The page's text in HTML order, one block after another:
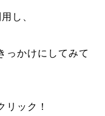
し、
っかけにしてみて
リック！